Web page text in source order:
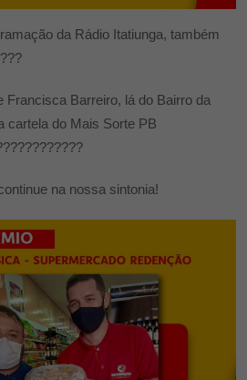
da Rádio Itatiunga, também
Francisca Barreiro, lá do Bairro da
cartela do Mais Sorte PB
na nossa sintonia!